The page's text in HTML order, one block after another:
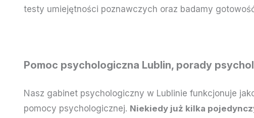
testy umiejętności poznawczych oraz badamy
Pomoc psychologiczna Lublin, porady
Nasz gabinet psychologiczny w Lublinie funkcjonuje
pomocy psychologicznej. Niekiedy już kilka